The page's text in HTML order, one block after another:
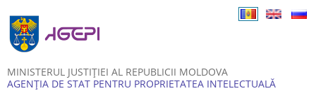
MINISTERUL JUSTIȚIEI AL REPUBLICII MOLDOVA
AGENȚIA DE STAT PENTRU PROPRIETATEA INTELECTUALĂ